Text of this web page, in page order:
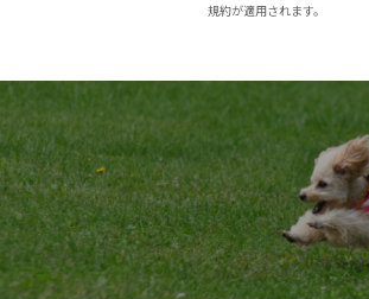
規約が適用されます。